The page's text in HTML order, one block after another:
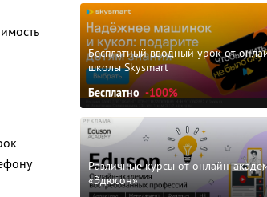
Бесплатный вводный урок от
школы Skysmart
Бесплатно -100%
Различные курсы от онлайн-
«Эдюсон»